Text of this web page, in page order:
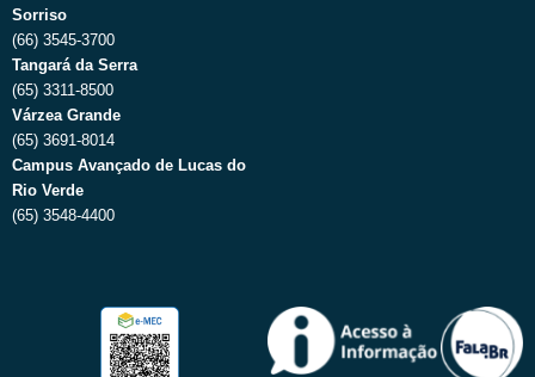
Sorriso
(66) 3545-3700
Tangará da Serra
(65) 3311-8500
Várzea Grande
(65) 3691-8014
Campus Avançado de Lucas do
Rio Verde
(65) 3548-4400